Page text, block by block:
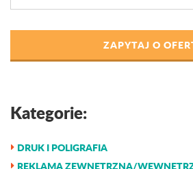
ZAPYTAJ O
Kategorie:
DRUK I POLIGRAFIA
REKLAMA ZEWNĘTRZNA/